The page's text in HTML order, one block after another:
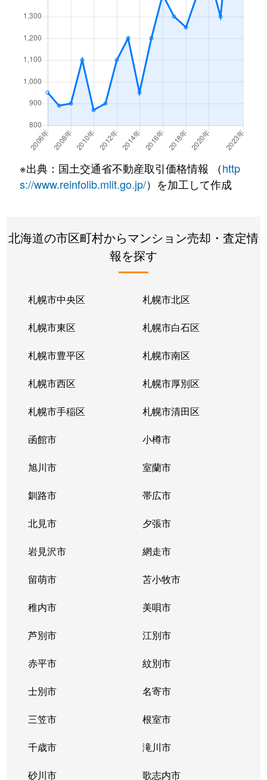
福住
月寒東１条
3,400万円 福住
月寒東１条
3,500万円
月寒東１条
800万円
月寒東１条
1,900万円 福住
徒歩
月寒東１条
1,100万円 福住
月寒東２条
640万円 月寒中央
月寒東２条
2,500万円 福住
徒歩
2,800万円
月寒東２条
福住
月寒東２条
福住
月寒東３条
月寒中央
月寒東４条
月寒中央
月寒東４条
南郷7丁目
月寒東５条
南郷7丁目
豊平２条
東札幌
豊平２条
東札幌
豊平３条
学園前(札幌)
豊平４条
豊平公園
豊平４条
豊平公園
豊平４条
豊平公園
豊平６条
学園前(札幌)
豊平８条
学園前(札幌)
豊平８条
豊平公園
豊平９条
豊平公園
中の島１条
中の島
※出典：国土交通省不動産取引価格情報 （http
s://www.reinfolib.mlit.go.jp/）を加工して作成
北海道の市区町村からマンション売却・査定情
報を探す
札幌市中央区 札幌市北区
札幌市東区 札幌市白石区
札幌市豊平区 札幌市南区
札幌市西区 札幌市厚別区
札幌市手稲区 札幌市清田区
函館市 小樽市
旭川市 室蘭市
釧路市 帯広市
北見市 夕張市
岩見沢市 網走市
留萌市 苫小牧市
稚内市 美唄市
芦別市 江別市
赤平市 紋別市
士別市 名寄市
三笠市 根室市
千歳市 滝川市
砂川市 歌志内市